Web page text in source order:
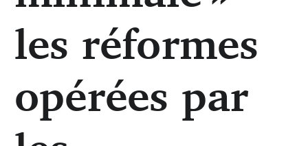
les réformes
opérées par